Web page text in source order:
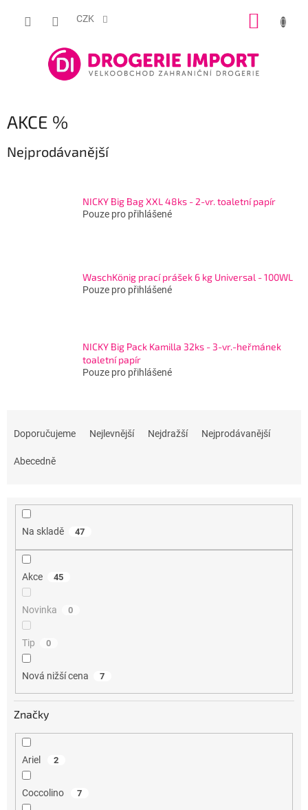
CZK
AKCE %
Nejprodávanější
NICKY Big Bag XXL 48ks - 2-vr. toaletní papír
Pouze pro přihlášené
WaschKönig prací prášek 6 kg Universal - 100WL
Pouze pro přihlášené
NICKY Big Pack Kamilla 32ks - 3-vr.-heřmánek
toaletní papír
Pouze pro přihlášené
Doporučujeme Nejlevnější Nejdražší Nejprodávanější
Abecedně
Na skladě 47
Akce 45
Novinka 0
Tip 0
Nová nižší cena 7
Značky
Ariel 2
Coccolino 7